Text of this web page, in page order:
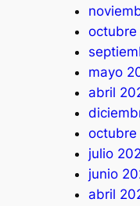
octubre
mayo
abril
octubre
julio
junio
abril